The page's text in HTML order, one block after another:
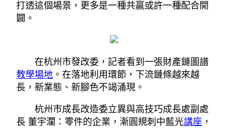
打透這個場景，更多是一種共贏或許一種配合開
闢。
在杭州市發改委，記者看到一張財產鏈圖譜
教學場地 。在落地利用環節，下流鏈條越來越
長，新業態、新腳色不竭涌現。
杭州市成長改造委立異與高技巧成長處副處
長 董宇瀾：零件的企業，漸圓規刺中藍光講座 ，